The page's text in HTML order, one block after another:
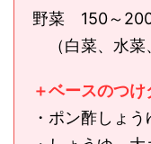
野菜 150～
（白菜、水菜
＋ベースのつ
・ポン酢しょ